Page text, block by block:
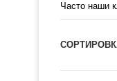
Часто наши